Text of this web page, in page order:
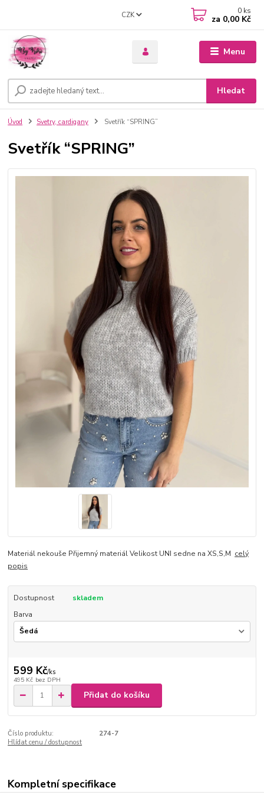
Menu
CZK
Hledat
0 ks
za 0,00 Kč
Úvod Svetry, cardigany Svetřík “SPRING”
Svetřík “SPRING”
Materiál nekouše Přijemný materiál Velikost UNI sedne na XS,S,M celý
popis
Dostupnost
skladem
Barva
599 Kč/ks
495 Kč bez DPH
Přidat do košíku
Číslo produktu:
274-7
Hlídat cenu / dostupnost
Kompletní specifikace